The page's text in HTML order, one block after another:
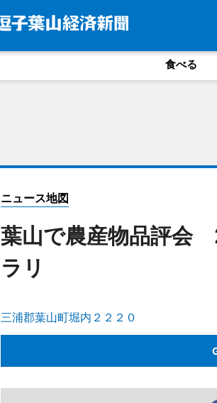
食べる
ニュース地図
葉山で農産物品評会
ラリ
三浦郡葉山町堀内２２２０